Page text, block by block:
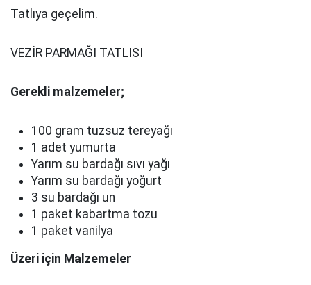
Tatlıya geçelim.
VEZİR PARMAĞI TATLISI
Gerekli malzemeler;
100 gram tuzsuz tereyağı
1 adet yumurta
Yarım su bardağı sıvı yağı
Yarım su bardağı yoğurt
3 su bardağı un
1 paket kabartma tozu
1 paket vanilya
Üzeri için Malzemeler